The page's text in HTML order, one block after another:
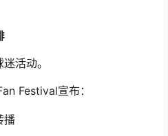
活动。
Festival宣布：
播